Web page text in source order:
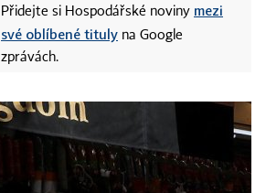
Přidejte si Hospodářské noviny mezi
své oblíbené tituly na Google
zprávách.